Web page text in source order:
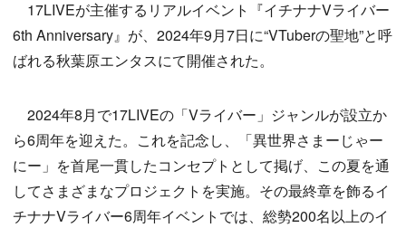
17LIVEが主催するリアルイベント『イチナナVライバー
6th Anniversary』が、2024年9月7日に“VTuberの聖地”と呼
ばれる秋葉原エンタスにて開催された。
2024年8月で17LIVEの「Vライバー」ジャンルが設立か
ら6周年を迎えた。これを記念し、「異世界さまーじゃー
にー」を首尾一貫したコンセプトとして掲げ、この夏を通
してさまざまなプロジェクトを実施。その最終章を飾るイ
チナナVライバー6周年イベントでは、総勢200名以上のイ